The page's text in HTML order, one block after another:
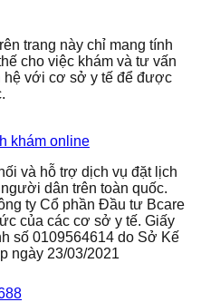
trang này chỉ mang tính
cho việc khám và tư vấn
hệ với cơ sở y tế để được
khám online
và hỗ trợ dịch vụ đặt lịch
dân trên toàn quốc.
ty Cổ phần Đầu tư Bcare
của các cơ sở y tế. Giấy
số 0109564614 do Sở Kế
ngày 23/03/2021